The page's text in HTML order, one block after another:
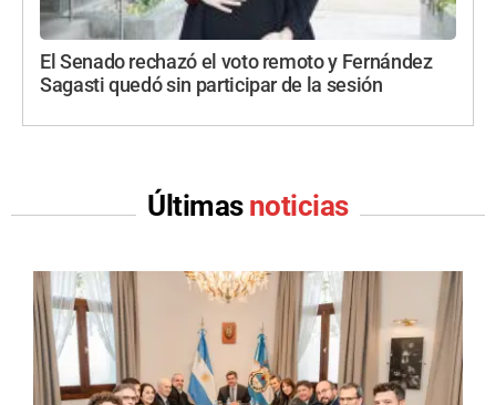
El Senado rechazó el voto remoto y Fernández
Sagasti quedó sin participar de la sesión
Últimas noticias